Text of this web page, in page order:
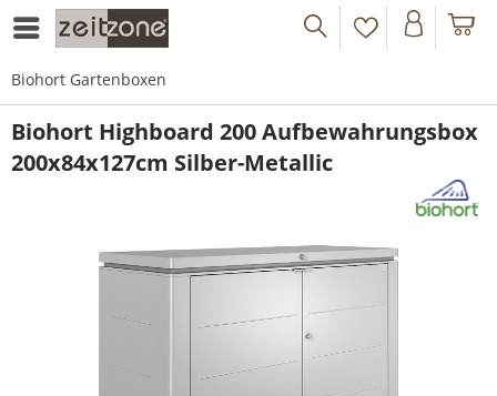
Biohort Gartenboxen
Biohort Highboard 200 Aufbewahrungsbox
200x84x127cm Silber-Metallic